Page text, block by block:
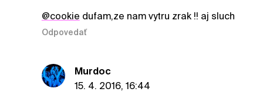
@cookie dufam,ze nam vytru zrak !! aj sluch
Odpovedať
Murdoc
15. 4. 2016, 16:44